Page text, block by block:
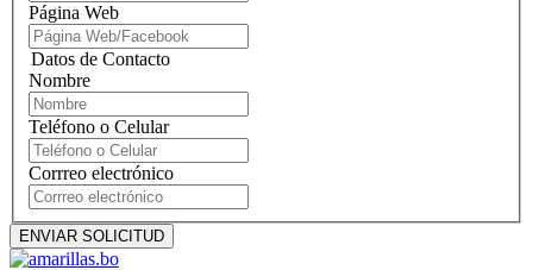
Página Web
Datos de Contacto
Nombre
Teléfono o Celular
Corrreo electrónico